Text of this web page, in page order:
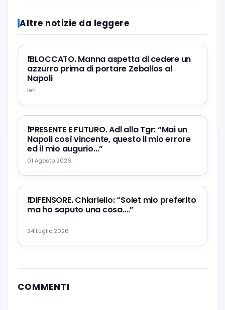
Altre notizie da leggere
❗️BLOCCATO. Manna aspetta di cedere un
azzurro prima di portare Zeballos al
Napoli
Ieri
❗️PRESENTE E FUTURO. Adl alla Tgr: “Mai un
Napoli così vincente, questo il mio errore
ed il mio augurio…”
01 Agosto 2026
❗️DIFENSORE. Chiariello: “Solet mio preferito
ma ho saputo una cosa….”
24 Luglio 2026
COMMENTI